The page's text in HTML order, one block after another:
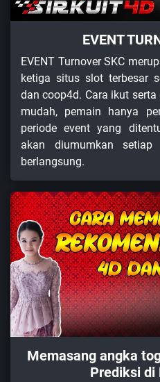
EVENT
EVENT Turnover SKC
ketiga situs slot terbesar
dan coop4d. Cara ikut
mudah, pemain hanya
periode event yang
akan diumumkan
berlangsung.
Memasang angka
Prediksi di